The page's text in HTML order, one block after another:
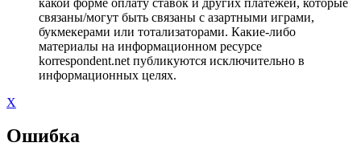
связаны/могут быть связаны с азартными играми,
букмекерами или тотализаторами. Какие-либо
материалы на информационном ресурсе
korrespondent.net публикуются исключительно в
информационных целях.
X
Ошибка